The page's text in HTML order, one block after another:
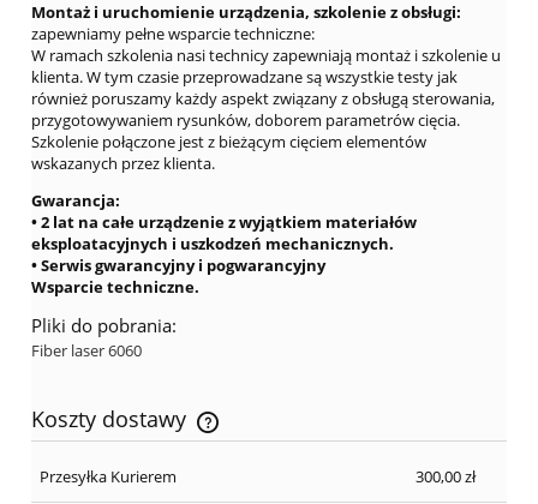
Montaż i uruchomienie urządzenia, szkolenie z obsługi:
zapewniamy pełne wsparcie techniczne:
W ramach szkolenia nasi technicy zapewniają montaż i szkolenie u
klienta. W tym czasie przeprowadzane są wszystkie testy jak
również poruszamy każdy aspekt związany z obsługą sterowania,
przygotowywaniem rysunków, doborem parametrów cięcia.
Szkolenie połączone jest z bieżącym cięciem elementów
wskazanych przez klienta.
Gwarancja:
• 2 lat na całe urządzenie z wyjątkiem materiałów
eksploatacyjnych i uszkodzeń mechanicznych.
• Serwis gwarancyjny i pogwarancyjny
Wsparcie techniczne.
Pliki do pobrania:
Fiber laser 6060
Koszty dostawy
Cena nie zawiera ewentualnych kosztów płatności
Przesyłka Kurierem
300,00 zł